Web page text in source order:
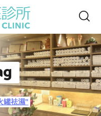
罐祛濕"